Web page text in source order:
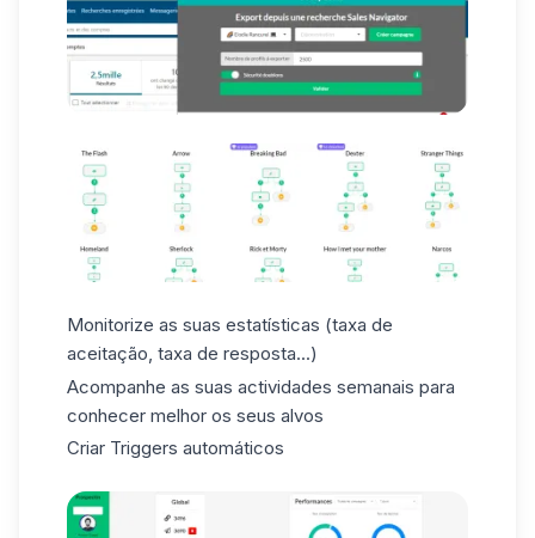
Monitorize as suas estatísticas (taxa de
aceitação, taxa de resposta...)
Acompanhe as suas actividades semanais para
conhecer melhor os seus alvos
Criar Triggers automáticos